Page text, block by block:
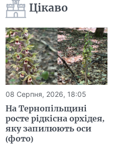
Цікаво
08 Серпня, 2026, 18:05
На Тернопільщині
росте рідкісна орхідея,
яку запилюють оси
(фото)